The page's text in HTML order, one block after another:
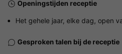
Openingstijden receptie
Het gehele jaar, elke dag, open
Gesproken talen bij de receptie